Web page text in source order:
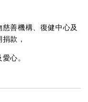
善機構、復健中心及
款，
心。